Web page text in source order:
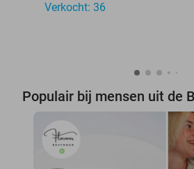
Verkocht: 36
Populair bij mensen uit de